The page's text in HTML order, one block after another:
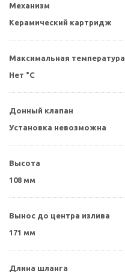
Механизм
Керамический картридж
Максимальная температура
Нет °C
Донный клапан
Установка невозможна
Высота
108 мм
Вынос до центра излива
171 мм
Длина шланга